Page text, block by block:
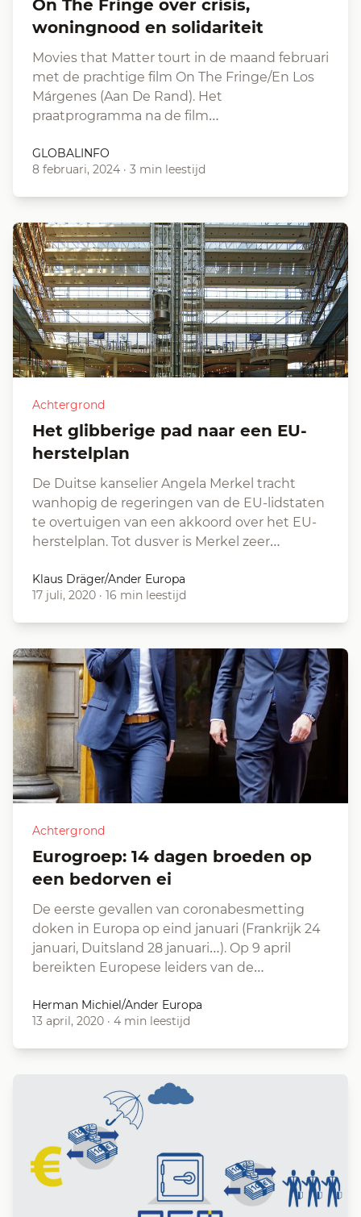
On The Fringe over crisis,
woningnood en solidariteit
Movies that Matter tourt in de maand februari
met de prachtige film On The Fringe/En Los
Márgenes (Aan De Rand). Het
praatprogramma na de film…
GLOBALINFO
8 februari, 2024 · 3 min leestijd
Achtergrond
Het glibberige pad naar een EU-
herstelplan
De Duitse kanselier Angela Merkel tracht
wanhopig de regeringen van de EU-lidstaten
te overtuigen van een akkoord over het EU-
herstelplan. Tot dusver is Merkel zeer…
Klaus Dräger/Ander Europa
17 juli, 2020 · 16 min leestijd
Achtergrond
Eurogroep: 14 dagen broeden op
een bedorven ei
De eerste gevallen van coronabesmetting
doken in Europa op eind januari (Frankrijk 24
januari, Duitsland 28 januari…). Op 9 april
bereikten Europese leiders van de…
Herman Michiel/Ander Europa
13 april, 2020 · 4 min leestijd